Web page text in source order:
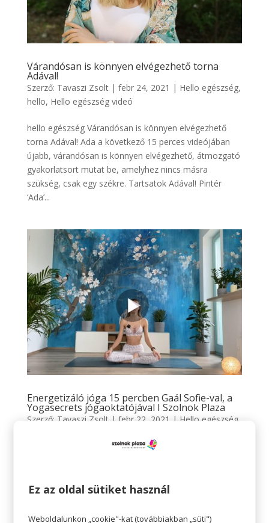
Várandósan is könnyen elvégezhető torna
Adával!
Szerző: Tavaszi Zsolt| febr 24, 2021 | Hello egészség,
hello, Hello egészség videó
hello egészség Várandósan is könnyen elvégezhető
torna Adával! Ada a következő 15 perces videójában
újabb, várandósan is könnyen elvégezhető, átmozgató
gyakorlatsort mutat be, amelyhez nincs másra
szükség, csak egy székre. Tartsatok Adával! Pintér
‘Ada’...
Energetizáló jóga 15 percben Gaál Sofie-val, a
Yogasecrets jógaoktatójával I Szolnok Plaza
Szerző: Tavaszi Zsolt| febr 22, 2021 | Hello egészség,
Plaza Frissítsd fel magad ezzel a 15 perces
élvezd a pozitív hatásait! Nincs másra szükséged, csak
Ez az oldal sütiket használ
Weboldalunkon „cookie"-kat (továbbiakban „süti")